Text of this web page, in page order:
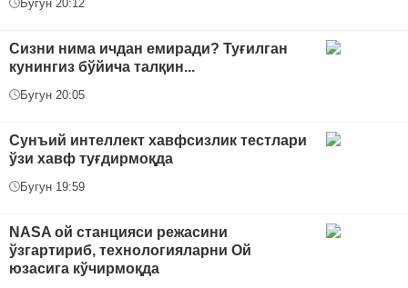
Бугун 20:12
Сизни нима ичдан емиради? Туғилган
кунингиз бўйича талқин...
Бугун 20:05
Сунъий интеллект хавфсизлик тестлари
ўзи хавф туғдирмоқда
Бугун 19:59
NASA ой станцияси режасини
ўзгартириб, технологияларни Ой
юзасига кўчирмоқда